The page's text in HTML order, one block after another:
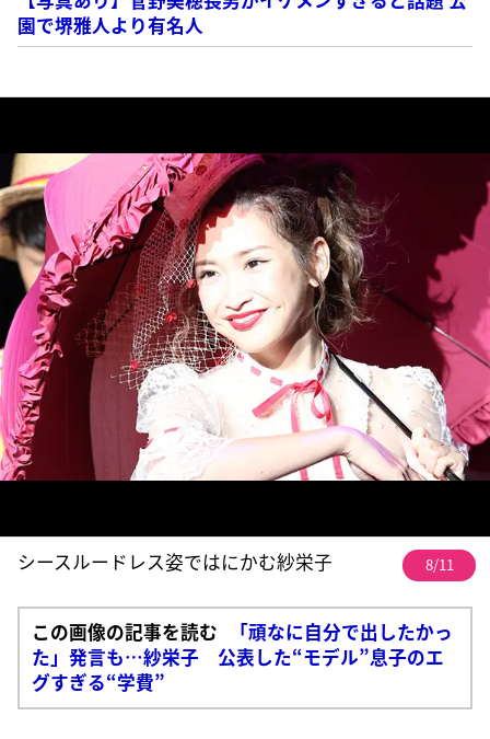
園で堺雅人より有名人
シースルードレス姿ではにかむ紗栄子 8/11
この画像の記事を読む
「頑なに自分で出したかっ
た」発言も…紗栄子 公表した“モデル”息子のエ
グすぎる“学費”